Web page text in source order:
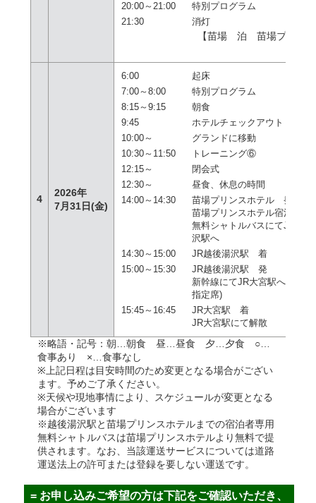
20:00～21:00
特別プログラム
21:30
消灯
【苗場 泊 苗場プリン
4
2026年
7月31日(金)
6:00
起床
7:00～8:00
特別プログラム
8:15～9:15
朝食
9:45
ホテルチェックアウト
10:00～
グランドに移動
10:30～11:50
トレーニング⑥
12:15～
閉会式
12:30～
昼食、休息の時間
14:00～14:30
苗場プリンスホテル 発
苗場プリンスホテル宿泊者専
無料シャトルバスにてJR越後
沢駅へ
14:30～15:00
JR越後湯沢駅 着
15:00～15:30
JR越後湯沢駅 発
新幹線にてJR大宮駅へ(普通車
指定席)
15:45～16:45
JR大宮駅 着
JR大宮駅にて解散
※略語・記号：朝…朝食 昼…昼食 夕…夕食 ○…
食事あり ×…食事なし
※上記日程は目安時間のため変更となる場合がござい
ます。予めご了承ください。
※天候や現地事情により、スケジュールが変更となる
場合がございます
※越後湯沢駅と苗場プリンスホテルまでの宿泊者専用
無料シャトルバスは苗場プリンスホテルより無料で提
供されます。なお、当該運送サービスについては道路
運送法上の許可または登録を要しない運送です。
= お申し込みご希望の方は下記をご確認いただき、